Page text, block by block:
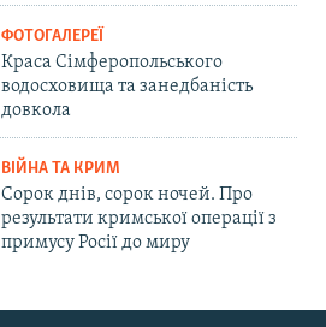
ФОТОГАЛЕРЕЇ
Краса Сімферопольського
водосховища та занедбаність
довкола
ВІЙНА ТА КРИМ
Сорок днів, сорок ночей. Про
результати кримської операції з
примусу Росії до миру